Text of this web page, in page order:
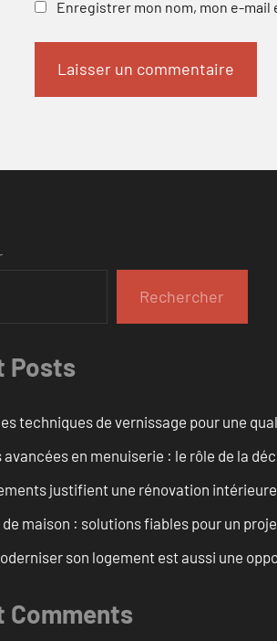
Enregistrer mon nom, mon e-mail
Rechercher
Posts
techniques de vernissage pour une
en menuiserie : le rôle de la
justifient une rénovation
maison : solutions fiables pour un
son logement est aussi une
Comments